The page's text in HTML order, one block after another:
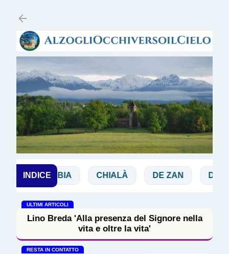
INDICE
BIBBIA CHIALÀ DE ZAN DOGLIO
ULTIMI ARTICOLI
Lino Breda 'Alla presenza del Signore nella
vita e oltre la vita'
RESTA IN CONTATTO